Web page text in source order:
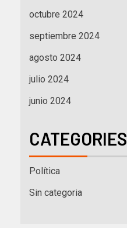
octubre 2024
septiembre 2024
agosto 2024
julio 2024
junio 2024
CATEGORIES
Política
Sin categoria